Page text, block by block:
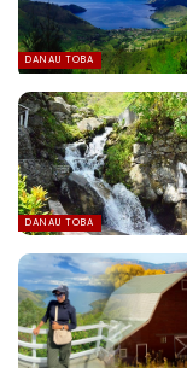
DANAU TOBA
DANAU TOBA